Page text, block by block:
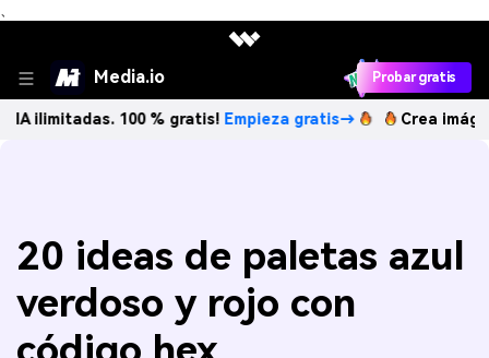
、
Media.io Probar gratis
100 % gratis! Empieza gratis→ Crea imágenes IA
20 ideas de paletas azul
verdoso y rojo con